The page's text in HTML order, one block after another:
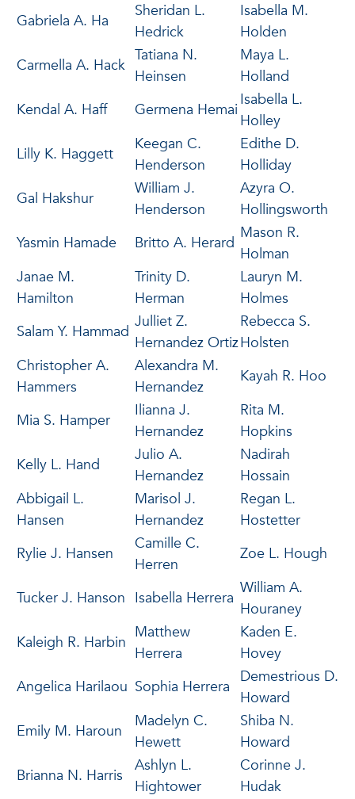
Gabriela A. Ha
Sheridan L.
Hedrick
Isabella M.
Holden
Carmella A. Hack
Tatiana N.
Heinsen
Maya L.
Holland
Kendal A. Haff
Germena Hemai
Isabella L.
Holley
Lilly K. Haggett
Keegan C.
Henderson
Edithe D.
Holliday
Gal Hakshur
William J.
Henderson
Azyra O.
Hollingsworth
Yasmin Hamade
Britto A. Herard
Mason R.
Holman
Janae M.
Hamilton
Trinity D.
Herman
Lauryn M.
Holmes
Salam Y. Hammad
Julliet Z.
Hernandez Ortiz
Rebecca S.
Holsten
Christopher A.
Hammers
Alexandra M.
Hernandez
Kayah R. Hoo
Mia S. Hamper
Ilianna J.
Hernandez
Rita M.
Hopkins
Kelly L. Hand
Julio A.
Hernandez
Nadirah
Hossain
Abbigail L.
Hansen
Marisol J.
Hernandez
Regan L.
Hostetter
Rylie J. Hansen
Camille C.
Herren
Zoe L. Hough
Tucker J. Hanson Isabella Herrera
William A.
Houraney
Kaleigh R. Harbin
Matthew
Herrera
Kaden E.
Hovey
Angelica Harilaou Sophia Herrera
Demestrious D.
Howard
Emily M. Haroun
Madelyn C.
Hewett
Shiba N.
Howard
Brianna N. Harris
Ashlyn L.
Hightower
Corinne J.
Hudak